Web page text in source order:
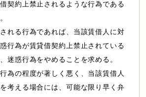
契約上禁止されるような行為である
れる行為であれば、当該賃借人に対
行為が賃貸借契約上禁止されている
迷惑行為をやめることを求める。
為の程度が著しく悪く、当該賃借人
考える場合には、可能な限り早く弁